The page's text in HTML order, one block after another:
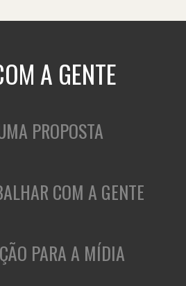
A GENTE
PROPOSTA
COM A GENTE
PARA A MÍDIA